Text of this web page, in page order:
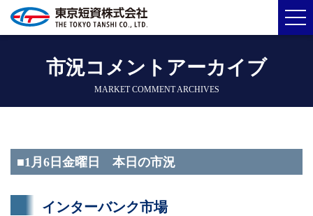
市況コメントアーカイブ
MARKET COMMENT ARCHIVES
■1月6日金曜日 本日の市況
インターバンク市場